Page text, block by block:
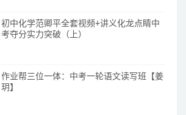
初中化学范卿平全套视频+讲义化龙点睛中
考夺分实力突破（上）
作业帮三位一体：中考一轮语文读写班【姜
玥】